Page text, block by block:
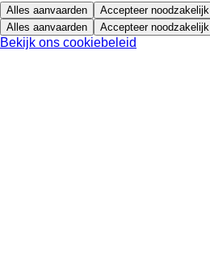
Alles aanvaarden Accepteer noodzakelijk
Alles aanvaarden
Accepteer noodzakelijk
Bekijk ons cookiebeleid